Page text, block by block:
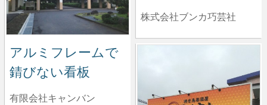
株式会社ブンカ巧芸社
アルミフレームで
錆びない看板
有限会社キャンバン